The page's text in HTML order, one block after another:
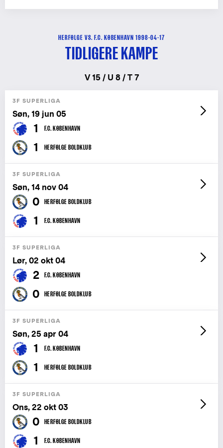
HERFØLGE VS. F.C. KØBENHAVN 1998-04-17
TIDLIGERE KAMPE
V 15 / U 8 / T 7
3F SUPERLIGA
Søn, 19 jun 05
1 F.C. KØBENHAVN
1 HERFØLGE BOLDKLUB
3F SUPERLIGA
Søn, 14 nov 04
0 HERFØLGE BOLDKLUB
1 F.C. KØBENHAVN
3F SUPERLIGA
Lør, 02 okt 04
2 F.C. KØBENHAVN
0 HERFØLGE BOLDKLUB
3F SUPERLIGA
Søn, 25 apr 04
1 F.C. KØBENHAVN
1 HERFØLGE BOLDKLUB
3F SUPERLIGA
Ons, 22 okt 03
0 HERFØLGE BOLDKLUB
1 F.C. KØBENHAVN